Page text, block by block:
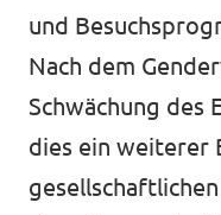
und
Nach dem
Schwächung des
dies ein weiterer